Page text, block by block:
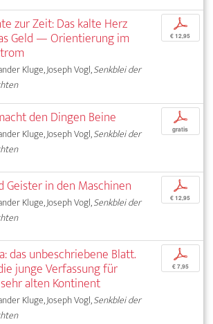
zur Zeit: Das kalte Herz
Geld — Orientierung im
Kluge, Joseph Vogl,Senkblei der
p
€ 12,95
den Dingen Beine
Kluge, Joseph Vogl,Senkblei der
p
gratis
Geister in den Maschinen
Kluge, Joseph Vogl,Senkblei der
p
€ 12,95
das unbeschriebene Blatt.
junge Verfassung für
alten Kontinent
Kluge, Joseph Vogl,Senkblei der
p
€ 7,95